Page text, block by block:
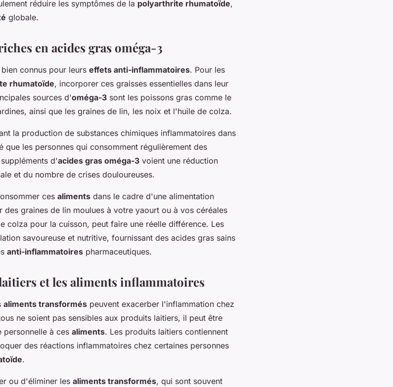
réduire les symptômes de la polyarthrite rhumatoïde,
globale.
en acides gras oméga-3
connus pour leurs effets anti-inflammatoires. Pour les
rhumatoïde, incorporer ces graisses essentielles dans leur
sources d'oméga-3 sont les poissons gras comme le
ainsi que les graines de lin, les noix et l'huile de colza.
la production de substances chimiques inflammatoires dans
que les personnes qui consomment régulièrement des
d'acides gras oméga-3 voient une réduction
et du nombre de crises douloureuses.
ces aliments dans le cadre d'une alimentation
des graines de lin moulues à votre yaourt ou à vos céréales
colza pour la cuisson, peut faire une réelle différence. Les
savoureuse et nutritive, fournissant des acides gras sains
anti-inflammatoires pharmaceutiques.
et les aliments inflammatoires
aliments transformés peuvent exacerber l'inflammation chez
ne soient pas sensibles aux produits laitiers, il peut être
personnelle à ces aliments. Les produits laitiers contiennent
des réactions inflammatoires chez certaines personnes
.
ou d'éliminer les aliments transformés, qui sont souvent